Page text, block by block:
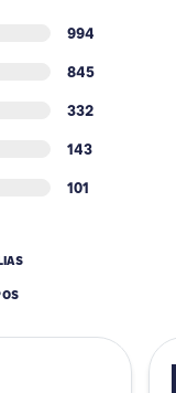
994
845
332
143
101